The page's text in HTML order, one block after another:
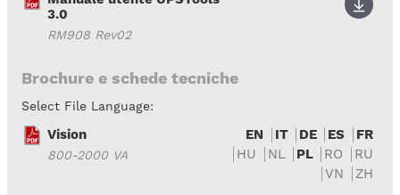
3.0
RM908 Rev02
Brochure e schede tecniche
Select File Language:
Vision
800-2000 VA
EN IT DE ES
FR
HU
NL PL RO
RU
VN
ZH